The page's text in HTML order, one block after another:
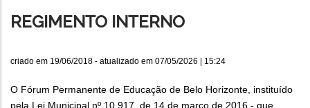
navegação
REGIMENTO INTERNO
criado em 19/06/2018 - atualizado em 07/05/2026 | 15:24
O Fórum Permanente de Educação de Belo Horizonte, instituído
pela Lei Municipal nº 10.917, de 14 de março de 2016 - que